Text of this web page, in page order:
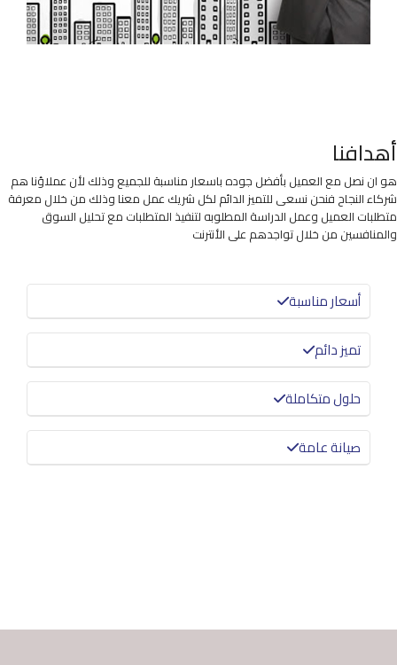
أهدافنا
هو ان نصل مع العميل بأفضل جوده باسعار مناسبة للجميع وذلك لأن عملاؤنا هم
شركاء النجاح فنحن نسعى للتميز الدائم لكل شريك عمل معنا وذلك من خلال معرفة
متطلبات العميل وعمل الدراسة المطلوبه لتنفيذ المتطلبات مع تحليل السوق
والمنافسين من خلال تواجدهم على الأنترنت
أسعار مناسبة
تميز دائم
حلول متكاملة
صيانة عامة